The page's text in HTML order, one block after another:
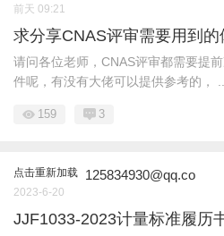
前天 09:21
求分享CNAS评审需要用到的
请问各位老师，CNAS评审都需要提
件呢，有没有大佬可以提供参考的， ...
159 3
点击重新加载 125834930@qq.co
2023-6-20
JJF1033-2023计量标准履历